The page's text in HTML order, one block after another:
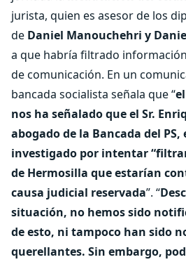
jurista, quien es asesor de los
de Daniel Manouchehri y
a que habría filtrado
de comunicación. En un
bancada socialista señala que “
nos ha señalado que el Sr.
abogado de la Bancada del
investigado por intentar
de Hermosilla que estarían
causa judicial reservada”. “
situación, no hemos sido
de esto, ni tampoco han sido
querellantes. Sin embargo,